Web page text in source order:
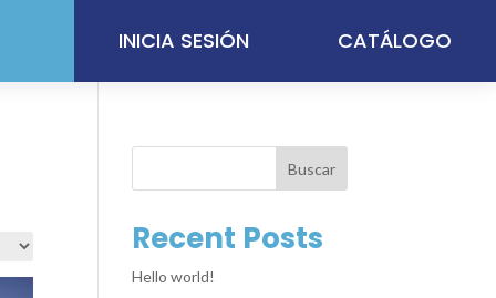
INICIA SESIÓN CATÁLOGO
Buscar
Recent Posts
Hello world!